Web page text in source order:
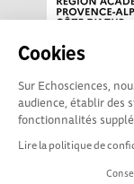
Cookies
Sur Echosciences,
audience, établir des
fonctionnalités
Lire la politique de